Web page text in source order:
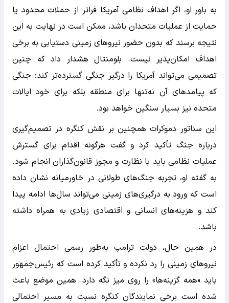
به باور او، اگر اهداف نظامی آمریکا فراتر از حملات محدود یا
حمایت از عملیات متحدان باشد، ممکن است در نهایت به این
نتیجه برسند که بدون حضور نیروهای زمینی دستیابی به برخی
اهداف امکان‌پذیر نیست. بلومنتال هشدار داد که چنین
تصمیمی می‌تواند آمریکا را درگیر جنگی گسترده‌تر کند؛ جنگی
که پیامدهای آن نه‌تنها برای منطقه بلکه برای خود ایالات
متحده نیز بسیار سنگین خواهد بود.
این سناتور دموکرات همچنین بر نقش کنگره در تصمیم‌گیری
درباره جنگ تأکید کرد و گفت هرگونه اقدام برای گسترش
عملیات نظامی باید با نظارت و مجوز قانون‌گذاران انجام شود.
به گفته او، تجربه جنگ‌های طولانی در خاورمیانه نشان داده
است که ورود به درگیری‌های زمینی می‌تواند سال‌ها ادامه پیدا
کند و هزینه‌های انسانی و اقتصادی زیادی به همراه داشته
باشد.
در همین حال، دولت ترامپ به‌طور رسمی احتمال اعزام
نیروهای زمینی را رد نکرده و تأکید کرده است که رئیس‌جمهور
باید «همه گزینه‌ها» را روی میز نگه دارد. همین موضع باعث
شده است برخی نمایندگان کنگره نسبت به مسیر احتمالی